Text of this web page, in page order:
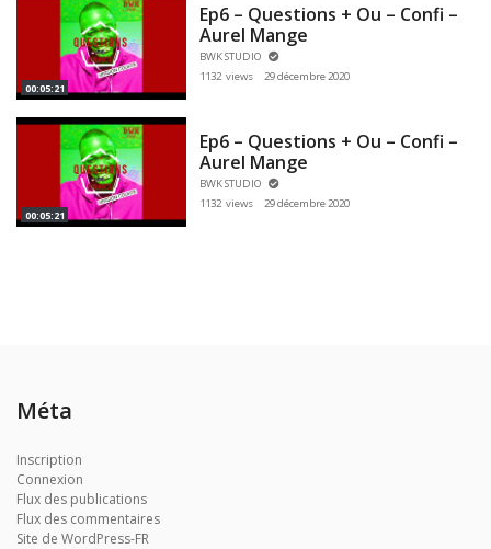
00:05:21
Ep6 – Questions + Ou – Confi –
Aurel Mange
BWK STUDIO
1132 views
29 décembre 2020
00:05:21
Ep6 – Questions + Ou – Confi –
Aurel Mange
BWK STUDIO
1132 views
29 décembre 2020
Méta
Inscription
Connexion
Flux des publications
Flux des commentaires
Site de WordPress-FR